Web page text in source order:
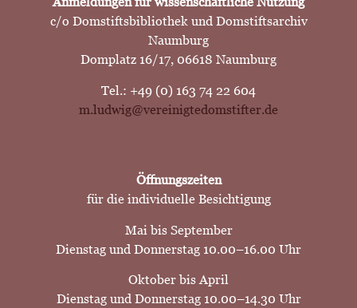
c/o Domstiftsbibliothek und Domstiftsarchiv
Naumburg
Domplatz 16/17, 06618 Naumburg
Tel.: +49 (0) 163 74 22 604
m.ludwig@vereinigtedomstifter.de
Öffnungszeiten
für die individuelle Besichtigung
Mai bis September
Dienstag und Donnerstag 10.00–16.00 Uhr
Oktober bis April
Dienstag und Donnerstag 10.00–14.30 Uhr